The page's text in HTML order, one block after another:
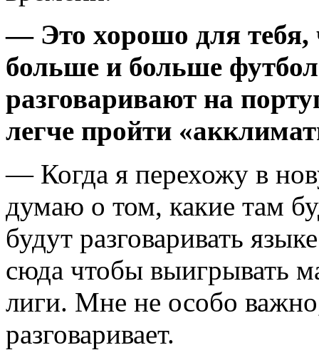
— Это хорошо для тебя,
больше и больше
разговаривают на
легче пройти
— Когда я перехожу в
думаю о том, какие там
будут разговаривать
сюда чтобы выигрывать
лиги. Мне не особо
разговаривает.